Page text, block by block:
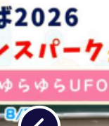
枚
目
の
ス